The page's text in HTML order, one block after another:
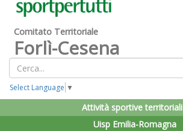
Comitato Territoriale
Forlì-Cesena
Select Language ▼
Attività sportive territoriali
Uisp Emilia-Romagna